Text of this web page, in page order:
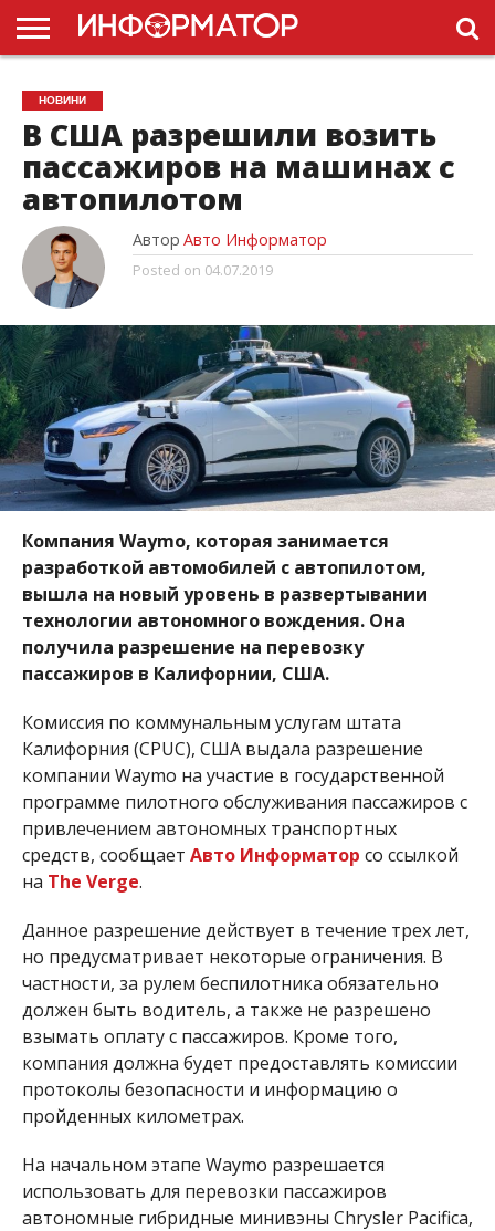
ГОЛОВНА
НОВИНИ
ПДР
УКРАЇНИ
РЕКЛАМА
ПРОЕКТЫ
НОВИНИ
В США разрешили возить
пассажиров на машинах с
автопилотом
Автор Авто Информатор
Posted on 04.07.2019
Компания Waymo, которая занимается
разработкой автомобилей с автопилотом,
вышла на новый уровень в развертывании
технологии автономного вождения. Она
получила разрешение на перевозку
пассажиров в Калифорнии, США.
Комиссия по коммунальным услугам штата
Калифорния (CPUC), США выдала разрешение
компании Waymo на участие в государственной
программе пилотного обслуживания пассажиров с
привлечением автономных транспортных
средств, сообщает Авто Информатор со ссылкой
на The Verge.
Данное разрешение действует в течение трех лет,
но предусматривает некоторые ограничения. В
частности, за рулем беспилотника обязательно
должен быть водитель, а также не разрешено
взымать оплату с пассажиров. Кроме того,
компания должна будет предоставлять комиссии
протоколы безопасности и информацию о
пройденных километрах.
На начальном этапе Waymo разрешается
использовать для перевозки пассажиров
автономные гибридные минивэны Chrysler Pacifica,